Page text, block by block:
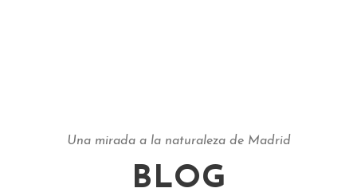
Una mirada a la naturaleza de Madrid
BLOG